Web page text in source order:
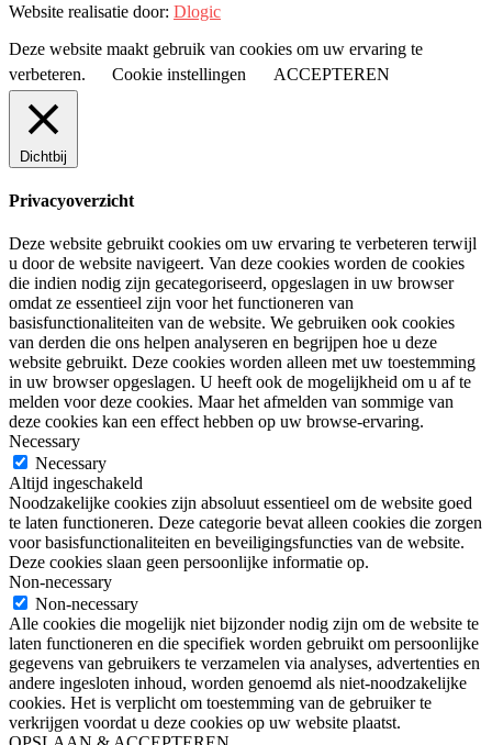
Website realisatie door: Dlogic
Deze website maakt gebruik van cookies om uw ervaring te
verbeteren.
Cookie instellingen ACCEPTEREN
Dichtbij
Privacyoverzicht
Deze website gebruikt cookies om uw ervaring te verbeteren terwijl
u door de website navigeert. Van deze cookies worden de cookies
die indien nodig zijn gecategoriseerd, opgeslagen in uw browser
omdat ze essentieel zijn voor het functioneren van
basisfunctionaliteiten van de website. We gebruiken ook cookies
van derden die ons helpen analyseren en begrijpen hoe u deze
website gebruikt. Deze cookies worden alleen met uw toestemming
in uw browser opgeslagen. U heeft ook de mogelijkheid om u af te
melden voor deze cookies. Maar het afmelden van sommige van
deze cookies kan een effect hebben op uw browse-ervaring.
Necessary
Necessary
Altijd ingeschakeld
Noodzakelijke cookies zijn absoluut essentieel om de website goed
te laten functioneren. Deze categorie bevat alleen cookies die zorgen
voor basisfunctionaliteiten en beveiligingsfuncties van de website.
Deze cookies slaan geen persoonlijke informatie op.
Non-necessary
Non-necessary
Alle cookies die mogelijk niet bijzonder nodig zijn om de website te
laten functioneren en die specifiek worden gebruikt om persoonlijke
gegevens van gebruikers te verzamelen via analyses, advertenties en
andere ingesloten inhoud, worden genoemd als niet-noodzakelijke
cookies. Het is verplicht om toestemming van de gebruiker te
verkrijgen voordat u deze cookies op uw website plaatst.